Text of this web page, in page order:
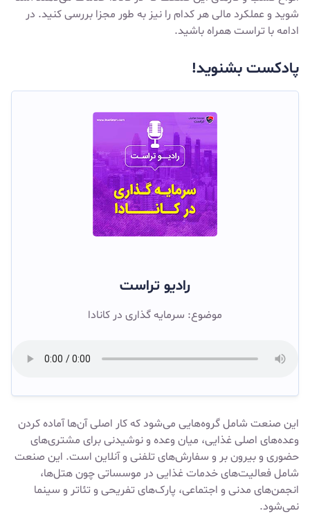
شوید و عملکرد مالی هر کدام را نیز به طور مجزا بررسی کنید. در
ادامه با تراستهمراه باشید.
پادکست بشنوید!
رادیو تراست
موضوع: سرمایه گذاری در کانادا
این صنعت شامل گروه‌هایی می‌شود که کار اصلی آن‌ها آماده کردن
وعده‌های اصلی غذایی، میان وعده و نوشیدنی برای مشتری‌های
حضوری و بیرون بر و سفارش‌های تلفنی و آنلاین است. این صنعت
شامل فعالیت‌های خدمات غذایی در موسساتی چون هتل‌ها،
انجمن‌های مدنی و اجتماعی، پارک‌های تفریحی و تئاتر و سینما
نمی‌شود.